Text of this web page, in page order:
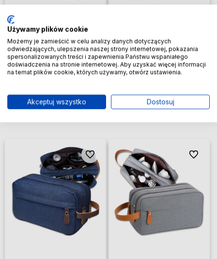
Kosmetyczka wisząca czarna
wodoodporna duża
przezroczysta
16,99 zł
Dodaj do koszyka
haczyk rozkładana Organizer
16,14 zł
dostępności
Do ulubionych Do
Używamy plików cookie
Możemy je zamieścić w celu analizy danych dotyczących
odwiedzających, ulepszenia naszej strony internetowej, pokazania
spersonalizowanych treści i zapewnienia Państwu wspaniałego
doświadczenia na stronie internetowej. Aby uzyskać więcej informacji
na temat plików cookie, których używamy, otwórz ustawienia.
Akceptuj wszystko Dostosuj